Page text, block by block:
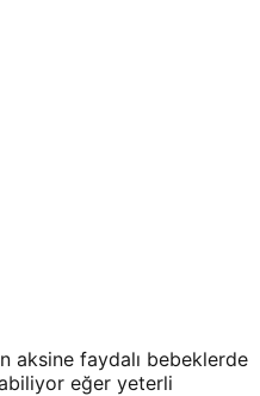
aksine faydalı bebeklerde
eğer yeterli